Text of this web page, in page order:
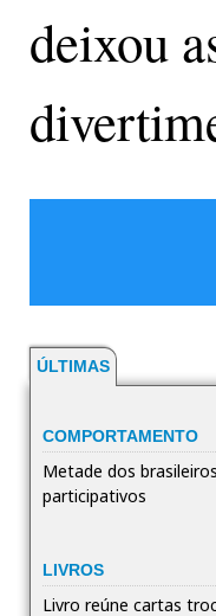
deixou
ÚLTIMAS
COMPORTAMENTO
Metade dos
participativos
LIVROS
Livro reúne cartas